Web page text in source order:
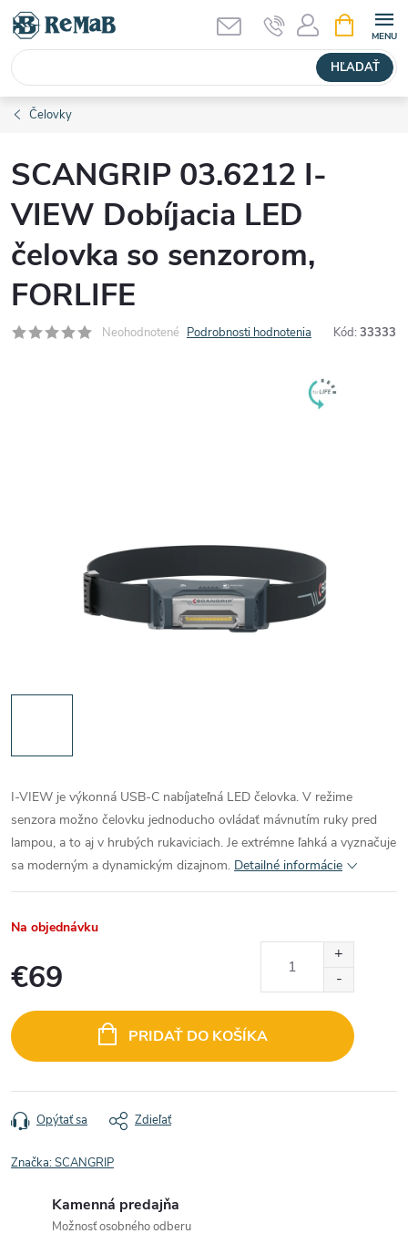
Prejsť
obsah
HĽADAŤ
KOŠÍK
Čelovky
SCANGRIP 03.6212 I-
VIEW Dobíjacia LED
čelovka so senzorom,
FORLIFE
Neohodnotené Podrobnosti hodnotenia Kód: 33333
I-VIEW je výkonná USB-C nabíjateľná LED čelovka. V režime
senzora možno čelovku jednoducho ovládať mávnutím ruky pred
lampou, a to aj v hrubých rukaviciach. Je extrémne ľahká a vyznačuje
sa moderným a dynamickým dizajnom. Detailné informácie
Na objednávku
€69
cena:
PRIDAŤ DO KOŠÍKA
Opýtať sa Zdieľať
Značka:SCANGRIP
Kamenná predajňa
Možnosť osobného odberu